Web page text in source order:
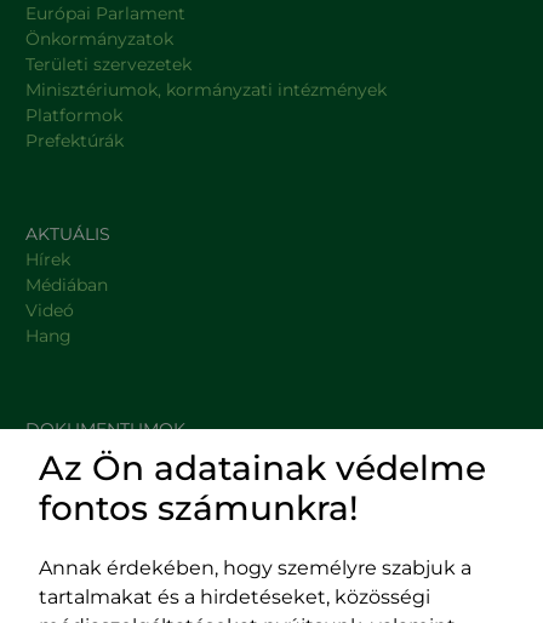
Európai Parlament
Önkormányzatok
Területi szervezetek
Minisztériumok, kormányzati intézmények
Platformok
Prefektúrák
AKTUÁLIS
Hírek
Médiában
Videó
Hang
DOKUMENTUMOK
HASZNOS LINKEK
Impresszum
Az Ön adatainak védelme
fontos számunkra!
Annak érdekében, hogy személyre szabjuk a
tartalmakat és a hirdetéseket, közösségi